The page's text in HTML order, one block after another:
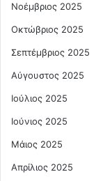
Νοέμβριος 2025
Οκτώβριος 2025
Σεπτέμβριος 2025
Αύγουστος 2025
Ιούλιος 2025
Ιούνιος 2025
Μάιος 2025
Απρίλιος 2025